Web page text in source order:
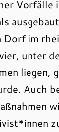
Vorfälle
Dorf im
unter
liegen,
Auch